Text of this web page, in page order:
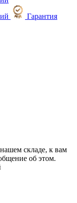
Гарантия
складе, к вам
об этом.